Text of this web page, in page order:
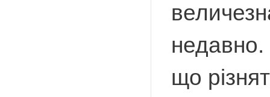
недавно.
що